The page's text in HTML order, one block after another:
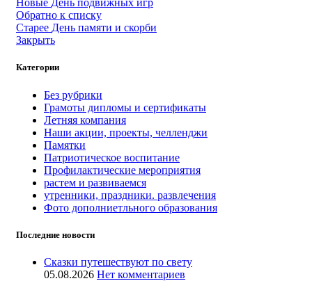
Новые День подвижных игр
Обратно к списку
Старее День памяти и скорби
Закрыть
Категории
Без рубрики
Грамоты дипломы и сертификаты
Летняя компания
Наши акции, проекты, челленджи
Памятки
Патриотическое воспитание
Профилактические мероприятия
растем и развиваемся
утренники, праздники. развлечения
Фото дополниетльного образования
Последние новости
Сказки путешествуют по свету
05.08.2026 Нет комментариев